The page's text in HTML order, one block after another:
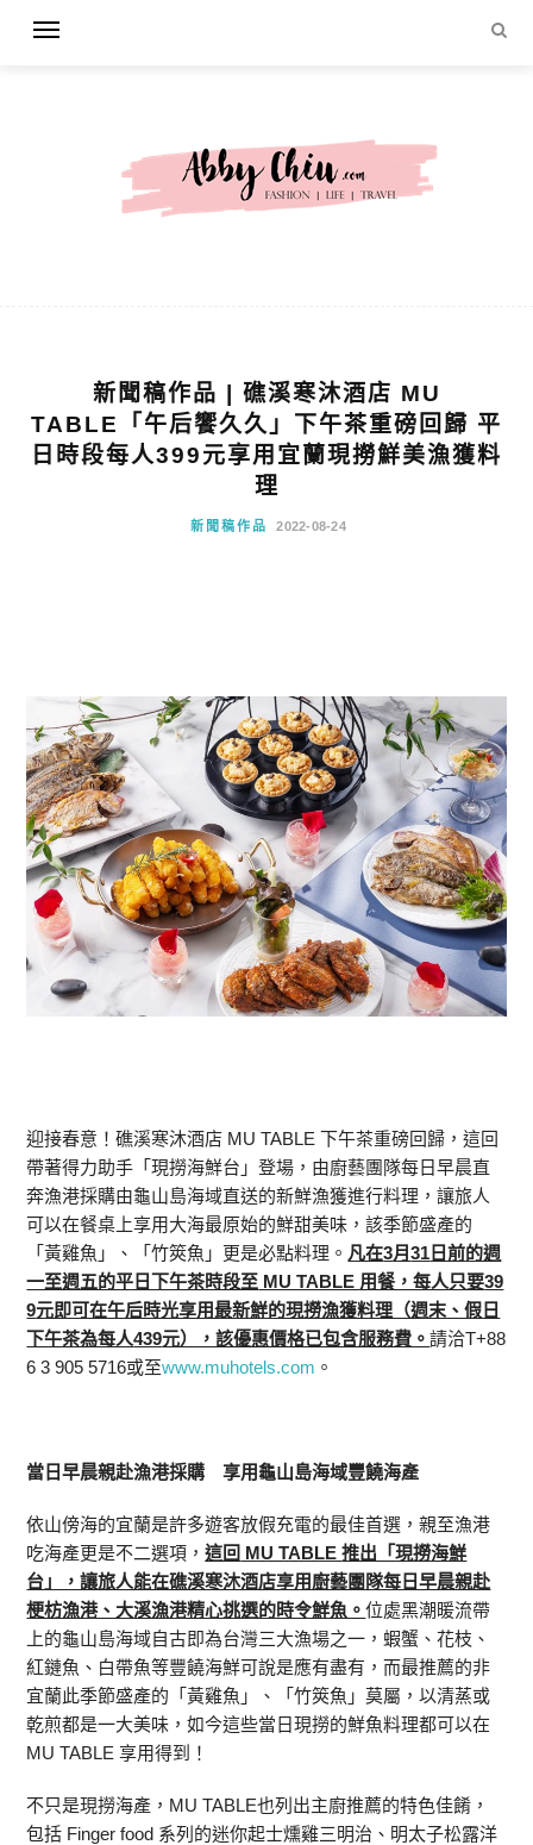
新聞稿作品 | 礁溪寒沐酒店 MU
TABLE「午后饗久久」下午茶重磅回歸 平
日時段每人399元享用宜蘭現撈鮮美漁獲料
理
新聞稿作品 2022-08-24
迎接春意！礁溪寒沐酒店 MU TABLE 下午茶重磅回歸，這回
帶著得力助手「現撈海鮮台」登場，由廚藝團隊每日早晨直
奔漁港採購由龜山島海域直送的新鮮漁獲進行料理，讓旅人
可以在餐桌上享用大海最原始的鮮甜美味，該季節盛產的
「黃雞魚」、「竹筴魚」更是必點料理。 凡在3月31 日前的週
一至週五的平日下午茶時段至 MU TABLE 用餐，每人只要39
9元即可在午后時光享用最新鮮的現撈漁獲料理（週末、假日
下午茶為每人439元），該優惠價格已包含服務費。請洽T+88
6 3 905 5716或至www.muhotels.com 。
當日早晨親赴漁港採購 享用龜山島海域豐饒海產
依山傍海的宜蘭是許多遊客放假充電的最佳首選，親至漁港
吃海產更是不二選項，這回 MU TABLE推出「現撈海鮮
台」，讓旅人能在礁溪寒沐酒店享用廚藝團隊每日早晨親赴
梗枋漁港、大溪漁港精心挑選的時令鮮魚。位處黑潮暖流帶
上的龜山島海域自古即為台灣三大漁場之一，蝦蟹、花枝、
紅鏈魚、白帶魚等豐饒海鮮可說是應有盡有，而最推薦的非
宜蘭此季節盛產的「黃雞魚」、「竹筴魚」莫屬，以清蒸或
乾煎都是一大美味，如今這些當日現撈的鮮魚料理都可以在
MU TABLE 享用得到！
不只是現撈海產，MU TABLE也列出主廚推薦的特色佳餚，
包括 Finger food 系列的迷你起士燻雞三明治、明太子松露洋